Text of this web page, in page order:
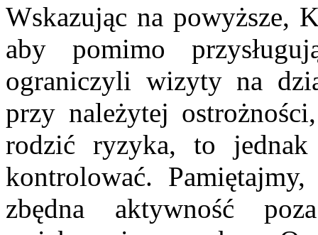
Wskazując na powyższe,
aby pomimo
ograniczyli wizyty na
przy należytej
rodzić ryzyka, to jednak
kontrolować.
zbędna aktywność